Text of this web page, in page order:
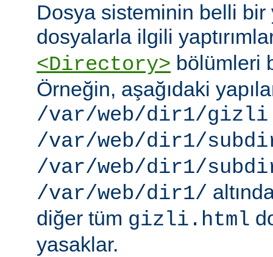
Dosya sisteminin belli
dosyalarla ilgili
<Directory> bölümleri
Örneğin, aşağıdaki
/var/web/dir1/
/var/web/dir1/
/var/web/dir1/
/var/web/dir1/
diğer tüm gizli.html
yasaklar.